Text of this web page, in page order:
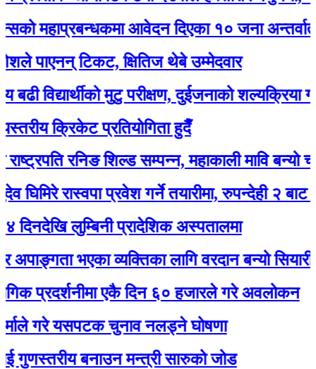
आवेदन दिएका १० जना अन्तर्वार्ताका
टिकट, क्षितिज थेबे उम्मेदवार
मुटु परीक्षण, दुईजनाको शल्यक्रिया गर्नुपर्ने
क्रिकेट प्रतियोगिता हुदैँ
रनिङ शिल्ड सम्पन्न, महाकाली मावि बन्यो
रास्वपा प्रवेश गर्ने तयारीमा, रुपन्देही २ बाट
लुम्बिनी प्रादेशिक अस्पतालमा
भएका व्यक्तिका लागि वरदान बन्यो सियारीको
एकै दिन ६० हजारले गरे अवलोकन
यसपटक चुनाव नलड्ने घोषणा
बनाउन मन्त्री सारुको जोड